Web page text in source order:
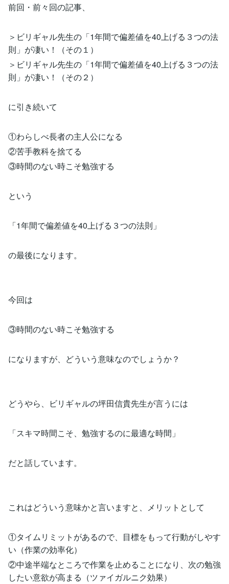
前回・前々回の記事、
＞ビリギャル先生の「1年間で偏差値を40上げる３つの法
則」が凄い！（その１）
＞ビリギャル先生の「1年間で偏差値を40上げる３つの法
則」が凄い！（その２）
に引き続いて
①わらしべ長者の主人公になる
②苦手教科を捨てる
③時間のない時こそ勉強する
という
「1年間で偏差値を40上げる３つの法則」
の最後になります。
今回は
③時間のない時こそ勉強する
になりますが、どういう意味なのでしょうか？
どうやら、ビリギャルの坪田信貴先生が言うには
「スキマ時間こそ、勉強するのに最適な時間」
だと話しています。
これはどういう意味かと言いますと、メリットとして
①タイムリミットがあるので、目標をもって行動がしやす
い（作業の効率化）
②中途半端なところで作業を止めることになり、次の勉強
したい意欲が高まる（ツァイガルニク効果）